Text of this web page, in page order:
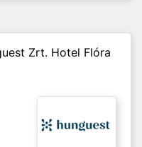
Zrt. Hotel Flóra